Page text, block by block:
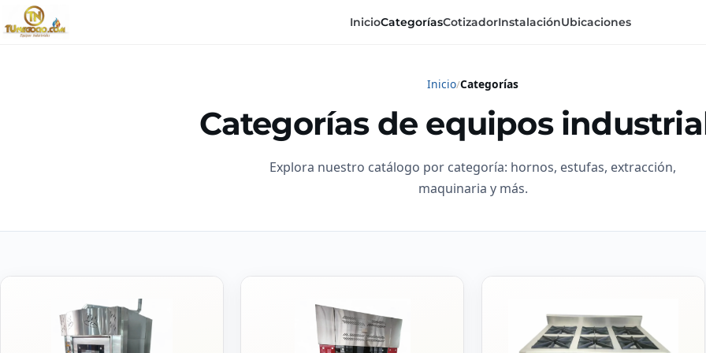
InicioCategoríasCotizadorInstalaciónUbicaciones
Inicio Categorías
Categorías de equipos
Explora nuestro catálogo por categoría: hornos, estufas, extracción,
maquinaria y más.